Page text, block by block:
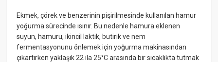
Ekmek, çörek ve benzerinin pişirilmesinde kullanılan hamur
yoğurma sürecinde ısınır. Bu nedenle hamura eklenen
suyun, hamuru, ikincil laktik, butirik ve nem
fermentasyonunu önlemek için yoğurma makinasından
çıkartırken yaklaşık 22 ila 25°C arasında bir sıcaklıkta tutmak